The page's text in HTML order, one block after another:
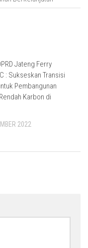
Jateng Ferry
: Sukseskan Transisi
Pembangunan
Karbon di
2022